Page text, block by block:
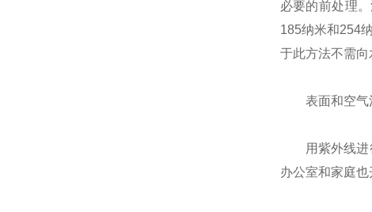
必要的前处理
185纳米和254
于此方法不需向
表面和空气
用紫外线进行
办公室和家庭也